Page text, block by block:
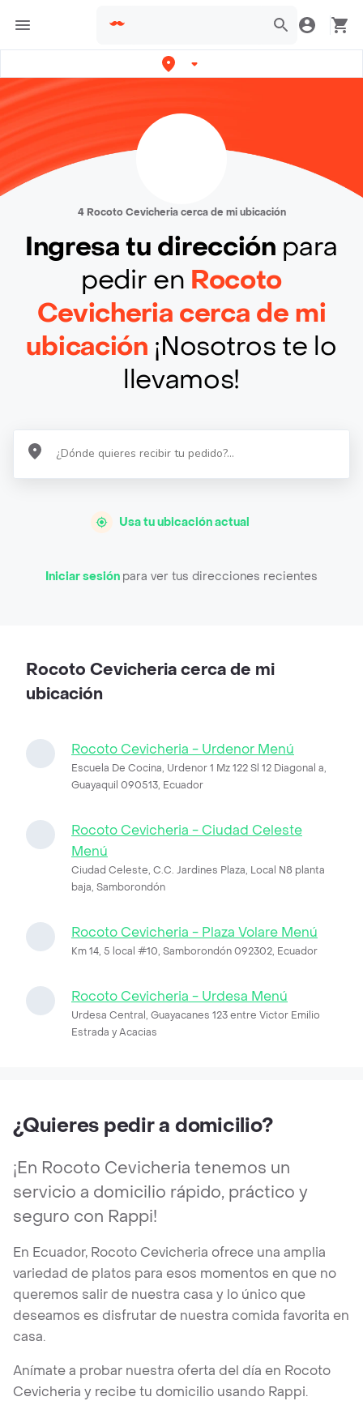
4 Rocoto Cevicheria cerca de mi ubicación
Ingresa tu dirección para
pedir en Rocoto
Cevicheria cerca de mi
ubicación ¡Nosotros te lo
llevamos!
Usa tu ubicación actual
Iniciar sesión para ver tus direcciones recientes
Rocoto Cevicheria cerca de mi
ubicación
Rocoto Cevicheria - Urdenor Menú
Escuela De Cocina, Urdenor 1 Mz 122 Sl 12 Diagonal a,
Guayaquil 090513, Ecuador
Rocoto Cevicheria - Ciudad Celeste
Menú
Ciudad Celeste, C.C. Jardines Plaza, Local N8 planta
baja, Samborondón
Rocoto Cevicheria - Plaza Volare Menú
Km 14, 5 local #10, Samborondón 092302, Ecuador
Rocoto Cevicheria - Urdesa Menú
Urdesa Central, Guayacanes 123 entre Victor Emilio
Estrada y Acacias
¿Quieres pedir a domicilio?
¡En Rocoto Cevicheria tenemos un
servicio a domicilio rápido, práctico y
seguro con Rappi!
En Ecuador, Rocoto Cevicheria ofrece una amplia
variedad de platos para esos momentos en que no
queremos salir de nuestra casa y lo único que
deseamos es disfrutar de nuestra comida favorita en
casa.
Anímate a probar nuestra oferta del día en Rocoto
Cevicheria y recibe tu domicilio usando Rappi.